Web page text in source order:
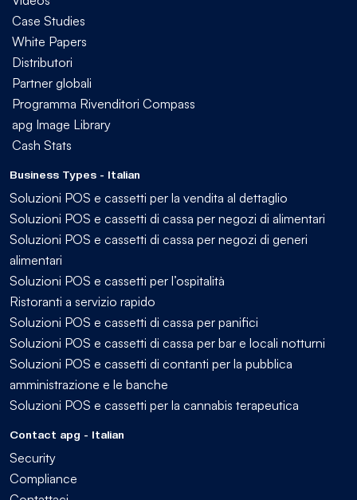
Case Studies
White Papers
Distributori
Partner globali
Programma Rivenditori Compass
apg Image Library
Cash Stats
Business Types - Italian
Soluzioni POS e cassetti per la vendita al dettaglio
Soluzioni POS e cassetti di cassa per negozi di alimentari
Soluzioni POS e cassetti di cassa per negozi di generi
alimentari
Soluzioni POS e cassetti per l’ospitalità
Ristoranti a servizio rapido
Soluzioni POS e cassetti di cassa per panifici
Soluzioni POS e cassetti di cassa per bar e locali notturni
Soluzioni POS e cassetti di contanti per la pubblica
amministrazione e le banche
Soluzioni POS e cassetti per la cannabis terapeutica
Contact apg - Italian
Security
Compliance